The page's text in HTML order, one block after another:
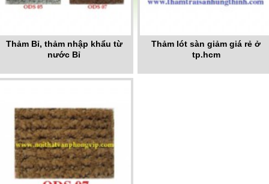
Thảm Bỉ, thảm nhập khẩu từ
nước Bỉ
Thảm lót sàn giảm giá rẻ ở
tp.hcm